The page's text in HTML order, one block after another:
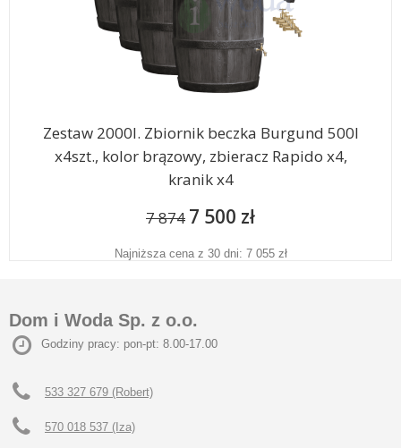
Zestaw 2000l. Zbiornik beczka Burgund 500l
x4szt., kolor brązowy, zbieracz Rapido x4,
kranik x4
7 874 7 500 zł
Najniższa cena z 30 dni: 7 055 zł
Dom i Woda Sp. z o.o.
Godziny pracy: pon-pt: 8.00-17.00
533 327 679 (Robert)
570 018 537 (Iza)